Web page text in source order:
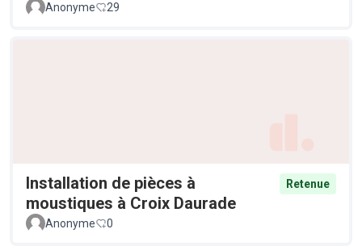
Anonyme 29
Installation de pièces à
moustiques à Croix Daurade
Retenue
Anonyme 0